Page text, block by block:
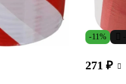
-11%
271 ₽